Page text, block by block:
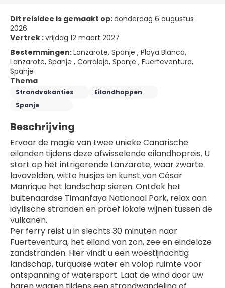
Dit reisidee is gemaakt op:donderdag 6 augustus
2026
Vertrek :vrijdag 12 maart 2027
Bestemmingen:Lanzarote, Spanje , Playa Blanca,
Lanzarote, Spanje , Corralejo, Spanje , Fuerteventura,
Spanje
Thema
Strandvakanties
Eilandhoppen
Spanje
Beschrijving
Ervaar de magie van twee unieke Canarische
eilanden tijdens deze afwisselende eilandhopreis. U
start op het intrigerende Lanzarote, waar zwarte
lavavelden, witte huisjes en kunst van César
Manrique het landschap sieren. Ontdek het
buitenaardse Timanfaya Nationaal Park, relax aan
idyllische stranden en proef lokale wijnen tussen de
vulkanen.
Per ferry reist u in slechts 30 minuten naar
Fuerteventura, het eiland van zon, zee en eindeloze
zandstranden. Hier vindt u een woestijnachtig
landschap, turquoise water en volop ruimte voor
ontspanning of watersport. Laat de wind door uw